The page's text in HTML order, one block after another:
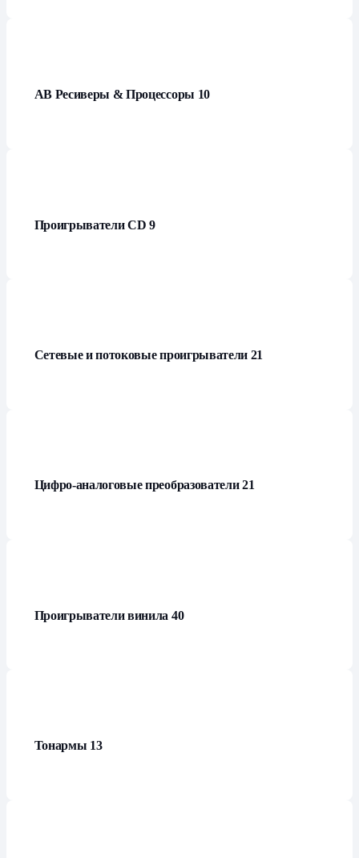
АВ Ресиверы & Процессоры 10
Проигрыватели СD9
Сетевые и потоковые проигрыватели 21
Цифро-аналоговые преобразователи21
Проигрыватели винила 40
Тонармы 13